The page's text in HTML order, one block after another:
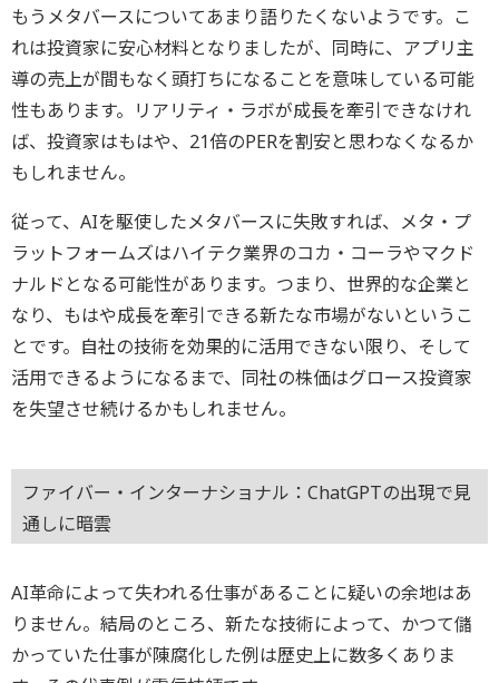
もうメタバースについてあまり語りたくないようです。こ
れは投資家に安心材料となりましたが、同時に、アプリ主
導の売上が間もなく頭打ちになることを意味している可能
性もあります。リアリティ・ラボが成長を牽引できなけれ
ば、投資家はもはや、21倍のPERを割安と思わなくなるか
もしれません。
従って、AIを駆使したメタバースに失敗すれば、メタ・プ
ラットフォームズはハイテク業界のコカ・コーラやマクド
ナルドとなる可能性があります。つまり、世界的な企業と
なり、もはや成長を牽引できる新たな市場がないというこ
とです。自社の技術を効果的に活用できない限り、そして
活用できるようになるまで、同社の株価はグロース投資家
を失望させ続けるかもしれません。
ファイバー・インターナショナル：ChatGPTの出現で見
通しに暗雲
AI革命によって失われる仕事があることに疑いの余地はあ
りません。結局のところ、新たな技術によって、かつて儲
かっていた仕事が陳腐化した例は歴史上に数多くありま